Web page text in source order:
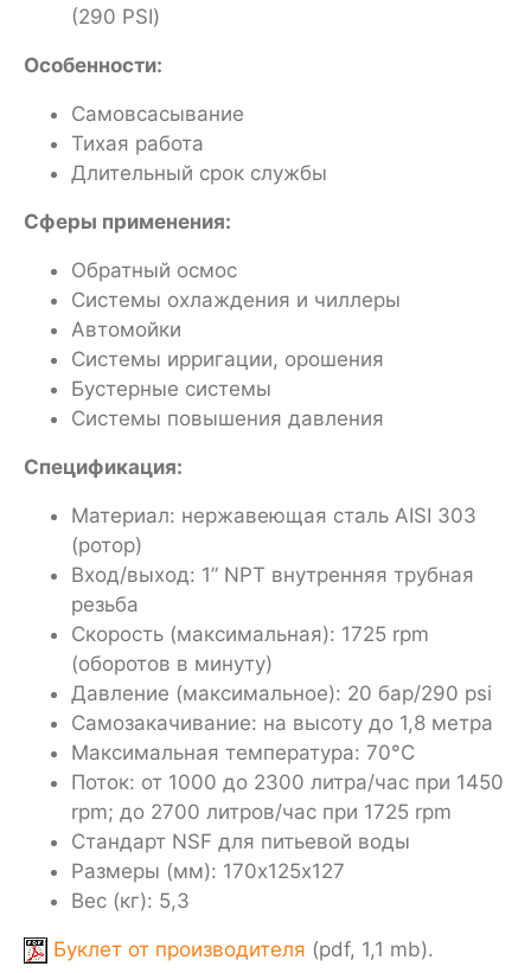
(290 PSI)
Особенности:
Самовсасывание
Тихая работа
Длительный срок службы
Сферы применения:
Обратный осмос
Системы охлаждения и чиллеры
Автомойки
Системы ирригации, орошения
Бустерные системы
Системы повышения давления
Спецификация:
Материал: нержавеющая сталь AISI 303
(ротор)
Вход/выход: 1” NPT внутренняя трубная
резьба
Скорость (максимальная): 1725 rpm
(оборотов в минуту)
Давление (максимальное): 20 бар/290 psi
Самозакачивание: на высоту до 1,8 метра
Максимальная температура: 70°C
Поток: от 1000 до 2300 литра/час при 1450
rpm; до 2700 литров/час при 1725 rpm
Стандарт NSF для питьевой воды
Размеры (мм): 170х125х127
Вес (кг): 5,3
Буклет от производителя (pdf, 1,1 mb).